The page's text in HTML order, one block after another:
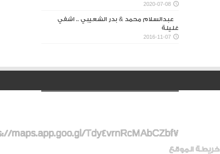
2020-07-08
عبدالسلام محمد & بدر الشعيبي .. اشفي
غليلة
2016-11-07
maps.app.goo.gl/Tdy4vrnRcMAbCZbf7
خريطة الموقع